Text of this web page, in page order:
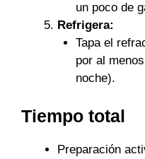
un poco de
Refrigera:
Tapa el
por al
noche).
Tiempo total
Preparación